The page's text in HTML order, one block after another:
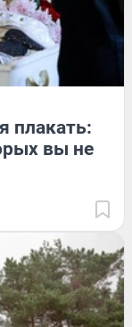
плакать:
вы не